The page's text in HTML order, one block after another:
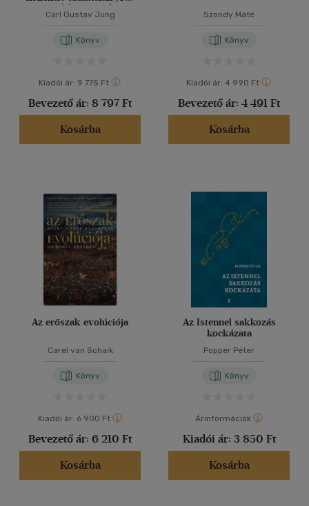
9/I) (3. kiadás)
Carl Gustav Jung
Könyv
Kiadói ár: 9 775 Ft
Bevezető ár: 8 797 Ft
Kosárba
Szondy Máté
Könyv
Kiadói ár: 4 990 Ft
Bevezető ár: 4 491 Ft
Kosárba
Az erőszak evolúciója
Carel van Schaik
Könyv
Kiadói ár: 6 900 Ft
Bevezető ár: 6 210 Ft
Kosárba
Az Istennel sakkozás
kockázata
Popper Péter
Könyv
Árinformációk
Kiadói ár: 3 850 Ft
Kosárba